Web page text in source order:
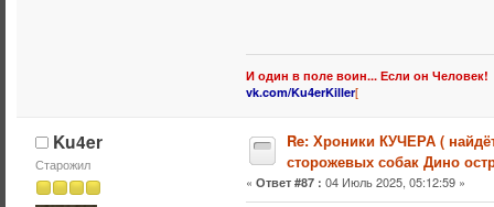
И один в поле воин... Если он Человек!
vk.com/Ku4erKiller[
Ku4er
Старожил
Re: Хроники КУЧЕРА (
сторожевых собак Дино
« Ответ #87 : 04 Июль 2025, 05:12:59 »